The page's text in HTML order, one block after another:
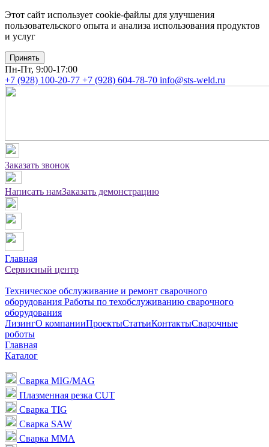
Этот сайт использует cookie-файлы для улучшения
пользовательского опыта и анализа использования продуктов
и услуг
Принять
Пн-Пт, 9:00-17:00
+7 (928) 100-20-77 +7 (928) 604-78-70 info@sts-weld.ru
Заказать звонок
Написать намЗаказать демонстрацию
Главная
Сервисный центр
Техническое обслуживание и ремонт сварочного
оборудования Работы по техобслуживанию сварочного
оборудования
ЛизингО компанииПроектыСтатьиКонтактыСварочные
роботы
Главная
Каталог
Сварка MIG/MAG
Плазменная резка CUT
Сварка TIG
Сварка SAW
Сварка MMA